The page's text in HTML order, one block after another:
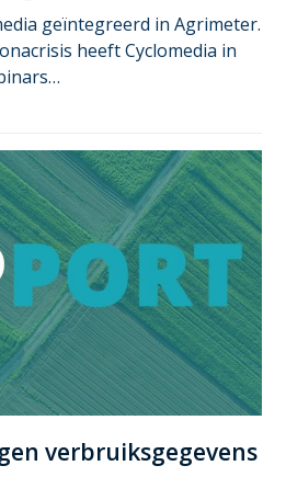
geïntegreerd in Agrimeter.
heeft Cyclomedia in
verbruiksgegevens